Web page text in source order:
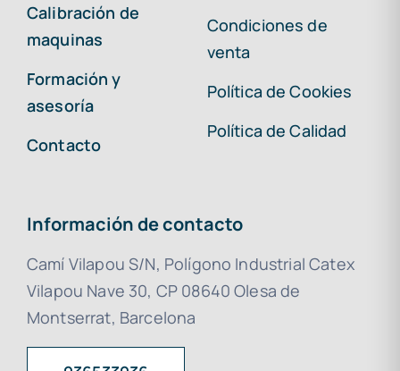
Calibración de
maquinas
Formación y
asesoría
Contacto
Condiciones de
venta
Política de Cookies
Política de Calidad
Información de contacto
Camí Vilapou S/N, Polígono Industrial Catex
Vilapou Nave 30, CP 08640 Olesa de
Montserrat, Barcelona